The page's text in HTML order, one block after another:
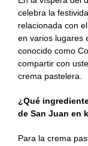
celebra la
relacionada con
en varios lugares
conocido como
compartir con
crema pastelera.
¿Qué
de San Juan en
Para la crema